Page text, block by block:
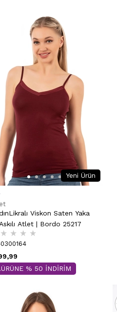
Viskon Saten Yaka
Atlet | Bordo 25217
★ ★ ★ ★
Yeni Ürün
% 50 İNDİRİM